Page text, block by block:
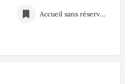
Accueil sans réservation